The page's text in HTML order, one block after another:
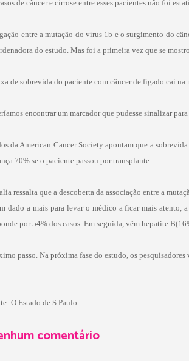
de câncer e cirrose entre esses pacientes não foi
entre a mutação do vírus 1b e o surgimento do
do estudo. Mas foi a primeira vez que se
de sobrevida do paciente com câncer de fígado cai
encontrar um marcador que pudesse sinalizar
da American Cancer Society apontam que a
70% se o paciente passou por transplante.
ressalta que a descoberta da associação entre a
dado a mais para levar o médico a ficar mais
por 54% dos casos. Em seguida, vêm hepatite
passo. Na próxima fase do estudo, os
O Estado de S.Paulo
comentário